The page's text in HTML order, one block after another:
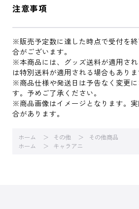
注意事項
※販売予定数に達した時点で受付を
合がございます。
※本商品には、グッズ送料が適用さ
は特別送料が適用される場合もありま
※商品仕様や発送日は予告なく変更
す。予めご了承ください。
※商品画像はイメージとなります。
合があります。
ホーム その他
その他商品
ホーム
キャラアニ